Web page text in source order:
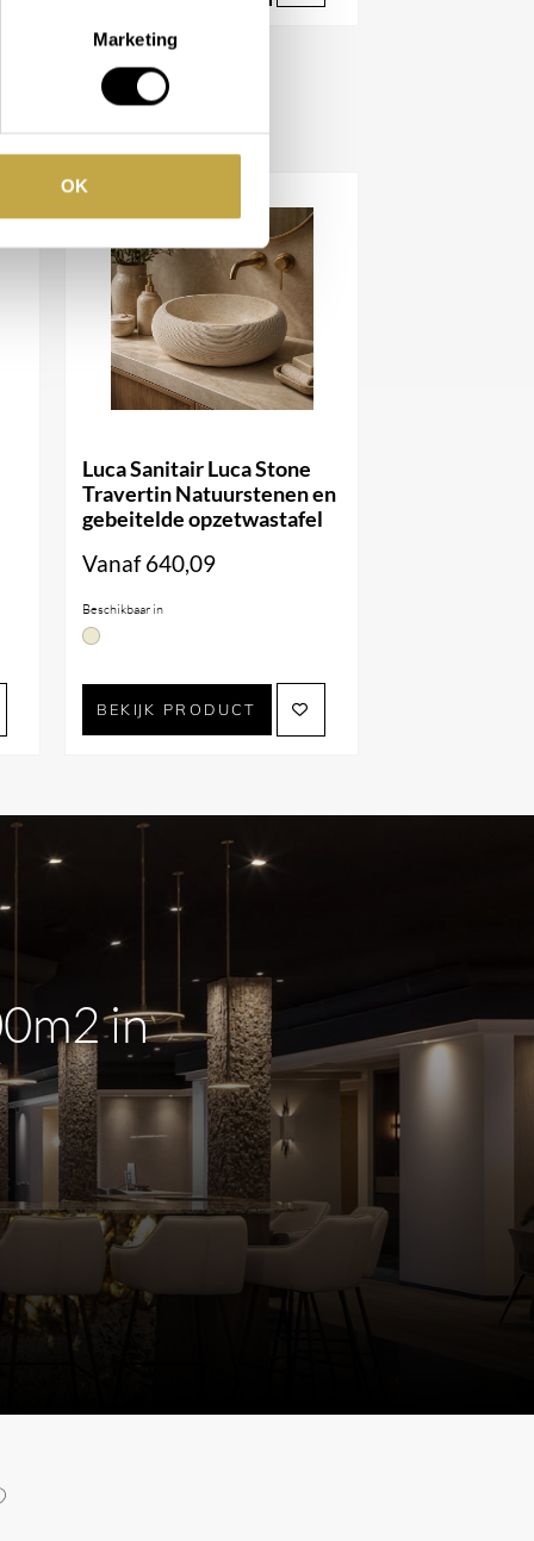
Marketing
OK
Luca Sanitair Luca Stone
Travertin Natuurstenen en
gebeitelde opzetwastafel
Vanaf640,09
Beschikbaar in
BEKIJK PRODUCT
in